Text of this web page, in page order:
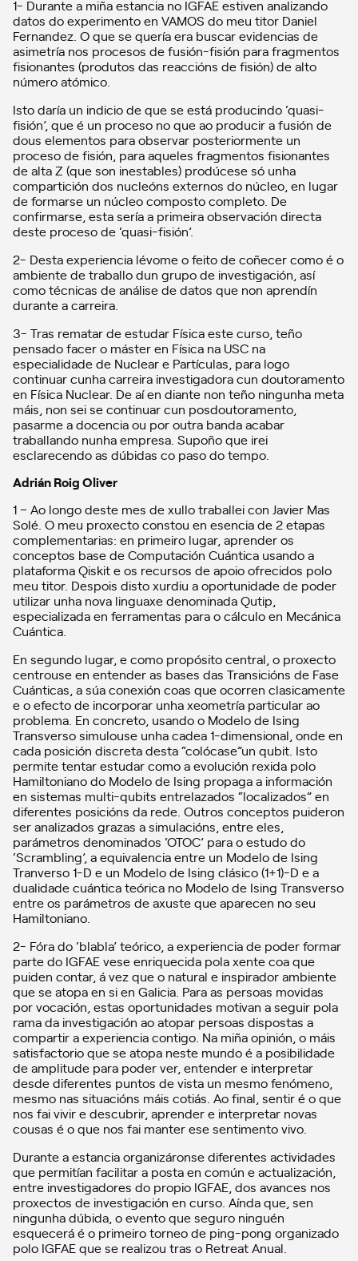
1- Durante a miña estancia no IGFAE estiven analizando
datos do experimento en VAMOS do meu titor Daniel
Fernandez. O que se quería era buscar evidencias de
asimetría nos procesos de fusión-fisión para fragmentos
fisionantes (produtos das reaccións de fisión) de alto
número atómico.
Isto daría un indicio de que se está producindo ‘quasi-
fisión’, que é un proceso no que ao producir a fusión de
dous elementos para observar posteriormente un
proceso de fisión, para aqueles fragmentos fisionantes
de alta Z (que son inestables) prodúcese só unha
compartición dos nucleóns externos do núcleo, en lugar
de formarse un núcleo composto completo. De
confirmarse, esta sería a primeira observación directa
deste proceso de ‘quasi-fisión’.
2- Desta experiencia lévome o feito de coñecer como é o
ambiente de traballo dun grupo de investigación, así
como técnicas de análise de datos que non aprendín
durante a carreira.
3- Tras rematar de estudar Física este curso, teño
pensado facer o máster en Física na USC na
especialidade de Nuclear e Partículas, para logo
continuar cunha carreira investigadora cun doutoramento
en Física Nuclear. De aí en diante non teño ningunha meta
máis, non sei se continuar cun posdoutoramento,
pasarme a docencia ou por outra banda acabar
traballando nunha empresa. Supoño que irei
esclarecendo as dúbidas co paso do tempo.
Adrián Roig Oliver
1 – Ao longo deste mes de xullo traballei con Javier Mas
Solé. O meu proxecto constou en esencia de 2 etapas
complementarias: en primeiro lugar, aprender os
conceptos base de Computación Cuántica usando a
plataforma Qiskit e os recursos de apoio ofrecidos polo
meu titor. Despois disto xurdiu a oportunidade de poder
utilizar unha nova linguaxe denominada Qutip,
especializada en ferramentas para o cálculo en Mecánica
Cuántica.
En segundo lugar, e como propósito central, o proxecto
centrouse en entender as bases das Transicións de Fase
Cuánticas, a súa conexión coas que ocorren clasicamente
e o efecto de incorporar unha xeometría particular ao
problema. En concreto, usando o Modelo de Ising
Transverso simulouse unha cadea 1-dimensional, onde en
cada posición discreta desta “colócase”un qubit. Isto
permite tentar estudar como a evolución rexida polo
Hamiltoniano do Modelo de Ising propaga a información
en sistemas multi-qubits entrelazados “localizados” en
diferentes posicións da rede. Outros conceptos puideron
ser analizados grazas a simulacións, entre eles,
parámetros denominados ‘OTOC’ para o estudo do
‘Scrambling’, a equivalencia entre un Modelo de Ising
Tranverso 1-D e un Modelo de Ising clásico (1+1)-D e a
dualidade cuántica teórica no Modelo de Ising Transverso
entre os parámetros de axuste que aparecen no seu
Hamiltoniano.
2- Fóra do ‘blabla’ teórico, a experiencia de poder formar
parte do IGFAE vese enriquecida pola xente coa que
puiden contar, á vez que o natural e inspirador ambiente
que se atopa en si en Galicia. Para as persoas movidas
por vocación, estas oportunidades motivan a seguir pola
rama da investigación ao atopar persoas dispostas a
compartir a experiencia contigo. Na miña opinión, o máis
satisfactorio que se atopa neste mundo é a posibilidade
de amplitude para poder ver, entender e interpretar
desde diferentes puntos de vista un mesmo fenómeno,
mesmo nas situacións máis cotiás. Ao final, sentir é o que
nos fai vivir e descubrir, aprender e interpretar novas
cousas é o que nos fai manter ese sentimento vivo.
Durante a estancia organizáronse diferentes actividades
que permitían facilitar a posta en común e actualización,
entre investigadores do propio IGFAE, dos avances nos
proxectos de investigación en curso. Aínda que, sen
ningunha dúbida, o evento que seguro ninguén
esquecerá é o primeiro torneo de ping-pong organizado
polo IGFAE que se realizou tras o Retreat Anual.